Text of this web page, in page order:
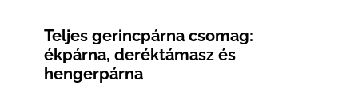
Teljes gerincpárna csomag:
ékpárna, deréktámasz és
hengerpárna